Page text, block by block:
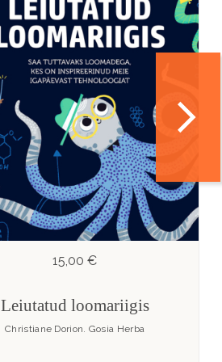
15,00 €
Leiutatud loomariigis
Christiane Dorion. Gosia Herba